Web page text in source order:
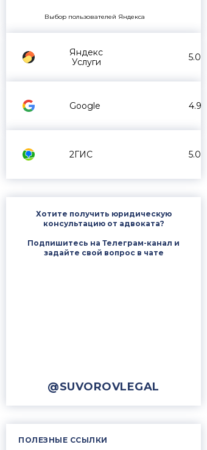
Выбор пользователей Яндекса
Яндекс
Услуги
5.0
Google 4.9
2ГИС 5.0
Хотите получить юридическую
консультацию от адвоката?
Подпишитесь на Телеграм-канал и
задайте свой вопрос в чате
@SUVOROVLEGAL
ПОЛЕЗНЫЕ ССЫЛКИ